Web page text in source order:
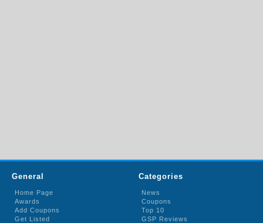
General
Home Page
Awards
Add Coupons
Get Listed
Categories
News
Coupons
Top 10
GSP Reviews